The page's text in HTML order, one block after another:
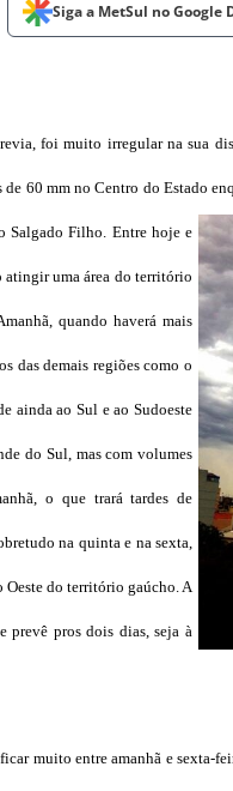
Siga a MetSul no Google
foi muito irregular na sua
60 mm no Centro do Estado
Salgado Filho. Entre hoje e
atingir uma área do território
quando haverá mais
das demais regiões como o
ainda ao Sul e ao Sudoeste
do Sul, mas com volumes
o que trará tardes de
na quinta e na sexta,
Oeste do território gaúcho. A
prevê pros dois dias, seja à
muito entre amanhã e sexta-